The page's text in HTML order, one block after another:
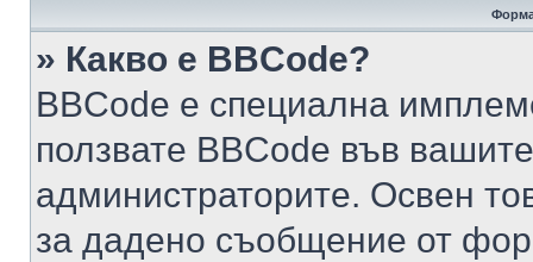
» Какво е BBCode?
BBCode е специална
ползвате BBCode във
администраторите. Освен
за дадено съобщение от